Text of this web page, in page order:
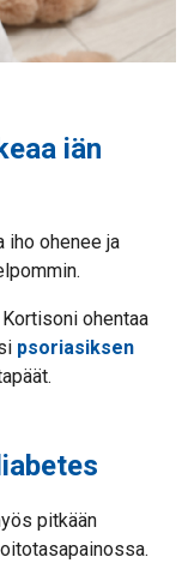
iän
iho ohenee ja
ohentaa
psoriasiksen
pitkään